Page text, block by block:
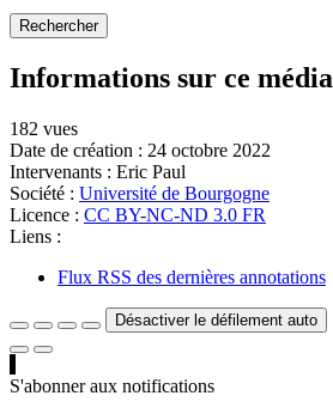
Rechercher
Informations sur ce média
182 vues
Date de création : 24 octobre 2022
Intervenants : Eric Paul
Société : Université de Bourgogne
Licence : CC BY-NC-ND 3.0 FR
Liens :
Flux RSS des dernières annotations
Désactiver le défilement auto
S'abonner aux notifications